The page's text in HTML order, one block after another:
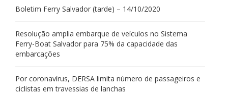
Boletim Ferry Salvador (tarde) – 14/10/2020
Resolução amplia embarque de veículos no Sistema
Ferry-Boat Salvador para 75% da capacidade das
embarcações
Por coronavírus, DERSA limita número de passageiros e
ciclistas em travessias de lanchas